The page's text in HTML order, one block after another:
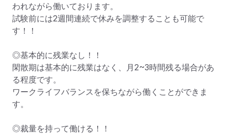
われながら働いております。
試験前には2週間連続で休みを調整することも可能で
す！！
◎基本的に残業なし！！
閑散期は基本的に残業はなく、月2~3時間残る場合があ
る程度です。
ワークライフバランスを保ちながら働くことができま
す。
◎裁量を持って働ける！！